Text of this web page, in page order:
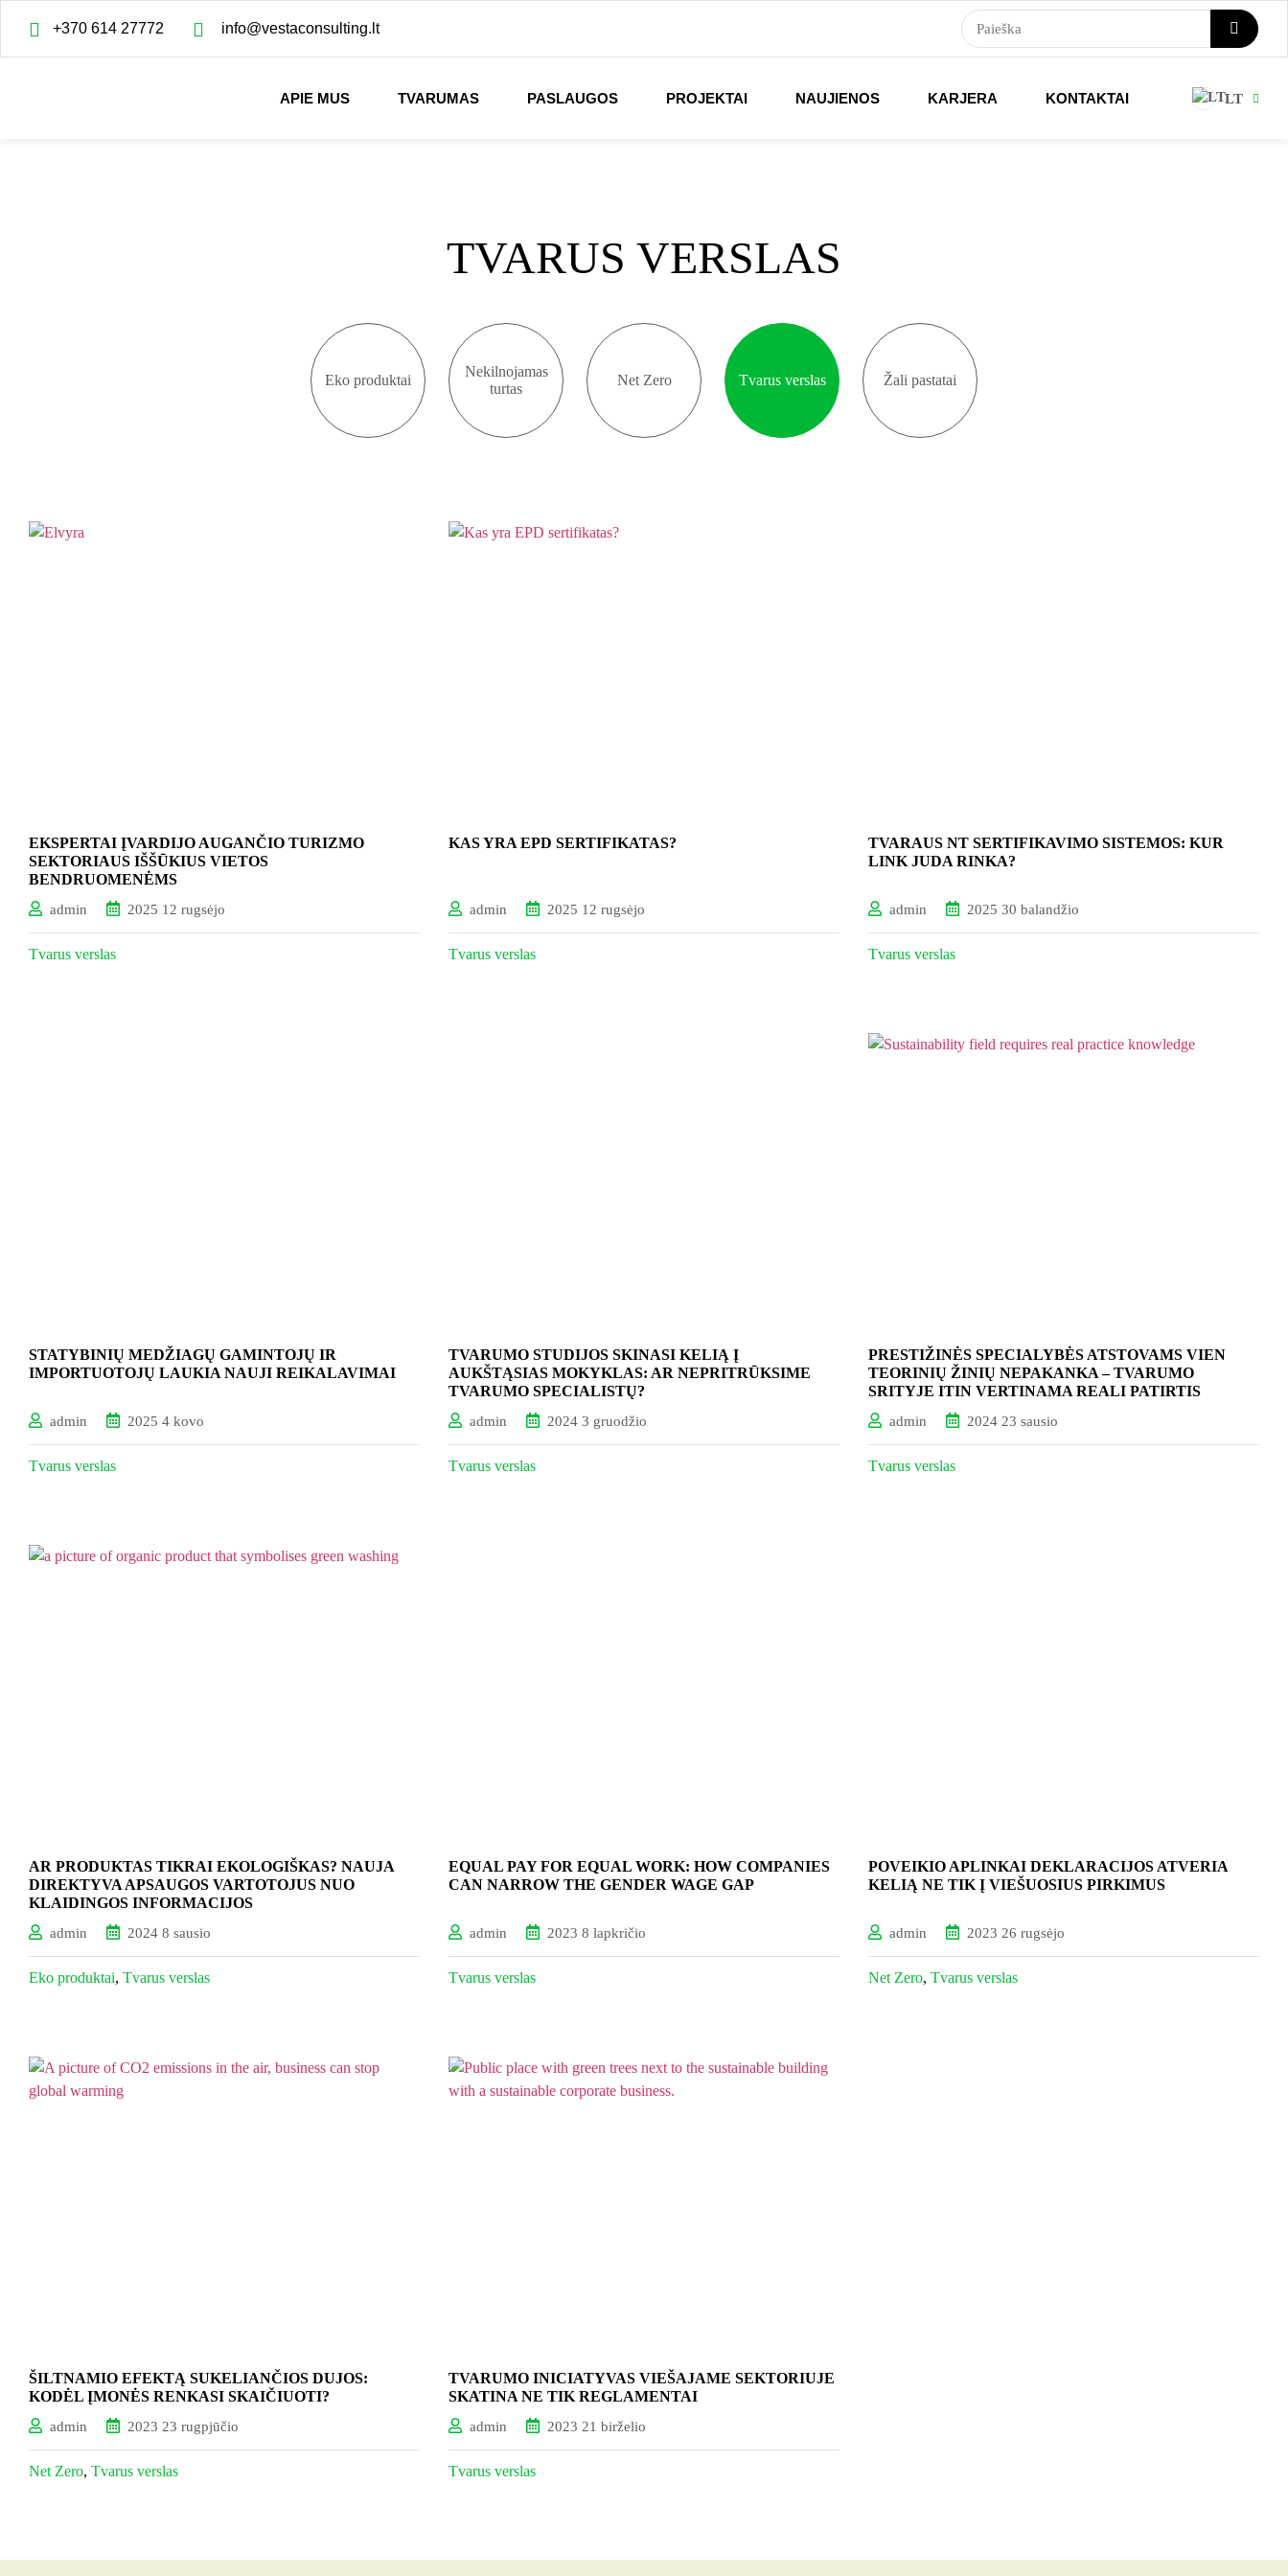
+370 614 27772 info@vestaconsulting.lt
APIE MUS TVARUMAS PASLAUGOS PROJEKTAI NAUJIENOS KARJERA KONTAKTAI LT
TVARUS VERSLAS
Eko produktai
Nekilnojamas
turtas
Net Zero Tvarus verslas Žali pastatai
EKSPERTAI ĮVARDIJO AUGANČIO TURIZMO
SEKTORIAUS IŠŠŪKIUS VIETOS
BENDRUOMENĖMS
admin 2025 12 rugsėjo
Tvarus verslas
KAS YRA EPD SERTIFIKATAS?
admin 2025 12 rugsėjo
Tvarus verslas
TVARAUS NT SERTIFIKAVIMO SISTEMOS: KUR
LINK JUDA RINKA?
admin 2025 30 balandžio
Tvarus verslas
STATYBINIŲ MEDŽIAGŲ GAMINTOJŲ IR
IMPORTUOTOJŲ LAUKIA NAUJI REIKALAVIMAI
admin 2025 4 kovo
Tvarus verslas
TVARUMO STUDIJOS SKINASI KELIĄ Į
AUKŠTĄSIAS MOKYKLAS: AR NEPRITRŪKSIME
TVARUMO SPECIALISTŲ?
admin 2024 3 gruodžio
Tvarus verslas
PRESTIŽINĖS SPECIALYBĖS ATSTOVAMS VIEN
TEORINIŲ ŽINIŲ NEPAKANKA – TVARUMO
SRITYJE ITIN VERTINAMA REALI PATIRTIS
admin 2024 23 sausio
Tvarus verslas
AR PRODUKTAS TIKRAI EKOLOGIŠKAS? NAUJA
DIREKTYVA APSAUGOS VARTOTOJUS NUO
KLAIDINGOS INFORMACIJOS
admin 2024 8 sausio
Eko produktai, Tvarus verslas
EQUAL PAY FOR EQUAL WORK: HOW COMPANIES
CAN NARROW THE GENDER WAGE GAP
admin 2023 8 lapkričio
Tvarus verslas
POVEIKIO APLINKAI DEKLARACIJOS ATVERIA
KELIĄ NE TIK Į VIEŠUOSIUS PIRKIMUS
admin 2023 26 rugsėjo
Net Zero, Tvarus verslas
ŠILTNAMIO EFEKTĄ SUKELIANČIOS DUJOS:
KODĖL ĮMONĖS RENKASI SKAIČIUOTI?
admin 2023 23 rugpjūčio
Net Zero, Tvarus verslas
TVARUMO INICIATYVAS VIEŠAJAME SEKTORIUJE
SKATINA NE TIK REGLAMENTAI
admin 2023 21 birželio
Tvarus verslas